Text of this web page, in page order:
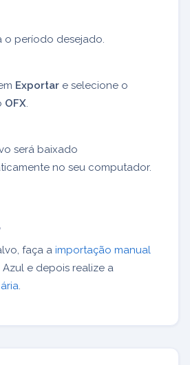
o período desejado.
Exportar e selecione o
OFX
será baixado
no seu computador.
faça a importação manual
e depois realize a